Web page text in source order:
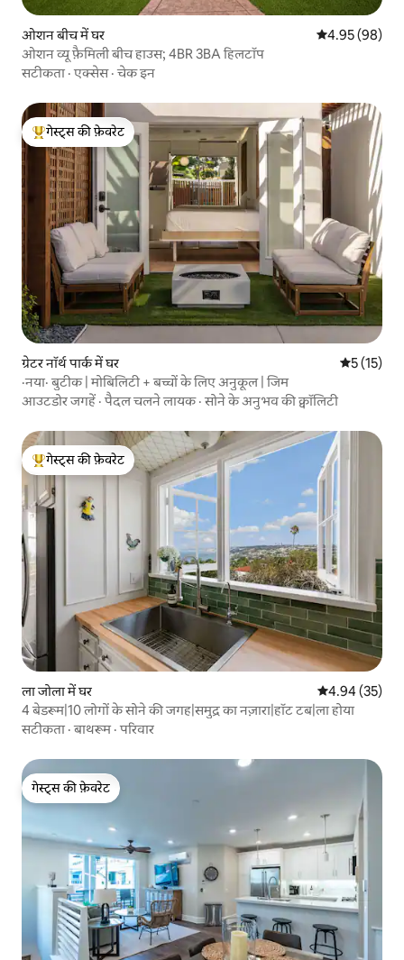
ओशन बीच में घर औसत रेटिंग 5 में
4.95 (98)
ओशन व्यू फ़ैमिली बीच हाउस; 4BR 3BA हिलटॉप
सटीकता ·एक्सेस·चेक इन
गेस्ट्स का टॉप फ़ेवरेट
गेस्ट्स की फ़ेवरेट
ग्रेटर नॉर्थ पार्क में घर औसत रेटिंग
5 (15)
·नया· बुटीक | मोबिलिटी + बच्चों के लिए अनुकूल | जिम
आउटडोर जगहें ·पैदल चलने लायक·सोने के अनुभव की क्वॉलिटी
गेस्ट्स का टॉप फ़ेवरेट
गेस्ट्स की फ़ेवरेट
ला जोला में घर औसत रेटिंग 5 में
4.94 (35)
4 बेडरूम|10 लोगों के सोने की जगह|समुद्र का नज़ारा|हॉट टब|ला होया
सटीकता ·बाथरूम·परिवार
गेस्ट्स की फ़ेवरेट
गेस्ट्स की फ़ेवरेट